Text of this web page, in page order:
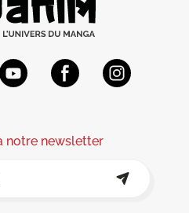
notre newsletter